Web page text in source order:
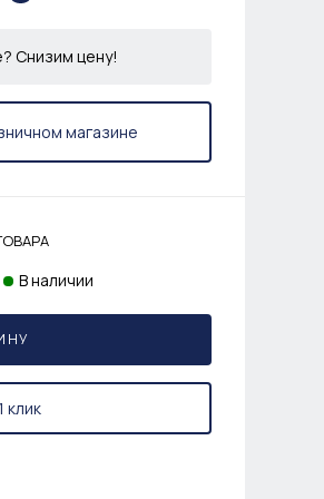
Снизим цену!
магазине
В наличии
клик